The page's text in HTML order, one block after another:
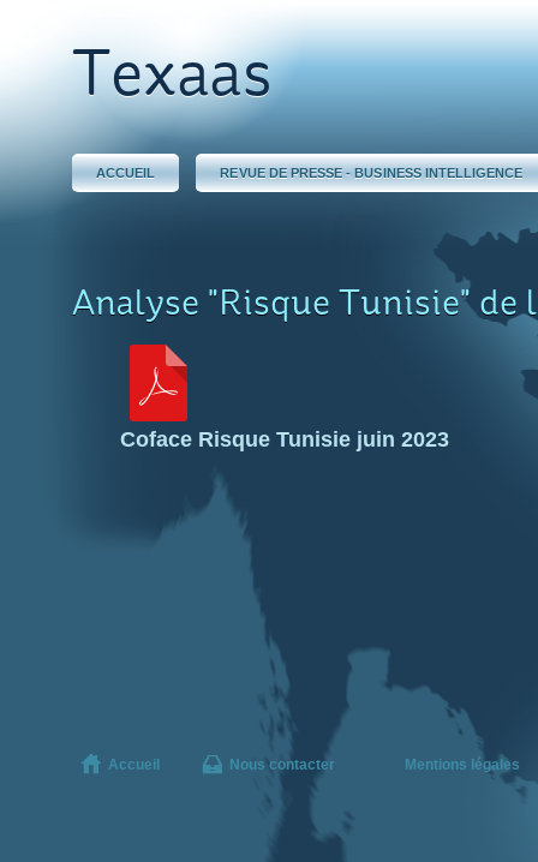
Texaas
ACCUEIL REVUE DE PRESSE - BUSINESS INTELLIGENCE
Analyse "Risque Tunisie" de
Coface Risque Tunisie juin 2023
Accueil Nous contacter Mentions légales